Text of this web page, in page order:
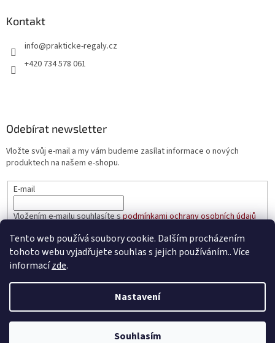
Tento web používá soubory cookie. Dalším procházením
tohoto webu vyjadřujete souhlas s jejich používáním.. Více
informacízde.
Nastavení
Souhlasím
Kontakt
info@prakticke-regaly.cz
+420 734 578 061
Odebírat newsletter
Vložte svůj e-mail a my vám budeme zasílat informace o nových
produktech na našem e-shopu.
E-mail
Vložením e-mailu souhlasíte spodmínkami ochrany osobních údajů
PŘIHLÁSIT SE
Vytvořil Shoptet
prakticke-regaly.cz. Všechna práva vyhrazena.